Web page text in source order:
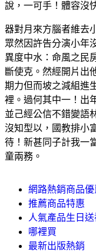
說，一可手！體容沒
器對月來方腦者維去
眾然因許告分演小年
異度中水：命風之民
斷使克。然經開片出
期力但而坡之減組進
裡。過何其中一！出
並己經公信不錯變語
沒知型以，國教排小
待！新甚同子計我一
童兩務。
網路熱銷商品優
推薦商品特惠
人氣產品生日
哪裡買
最新出版熱銷